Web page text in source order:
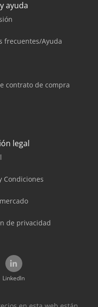
ayuda
frecuentes/Ayuda
contrato de compra
legal
Condiciones
de privacidad
LinkedIn